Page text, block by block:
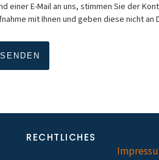
einer E-Mail an uns, stimmen Sie der
mit Ihnen und geben diese nicht an
RECHTLICHES